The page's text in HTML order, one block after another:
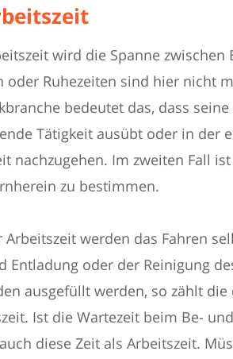
wird die Spanne
oder Ruhezeiten sind hier nicht
bedeutet das, dass
Tätigkeit ausübt oder in der
nachzugehen. Im zweiten Fall
zu bestimmen.
Arbeitszeit werden das Fahren
Entladung oder der Reinigung
ausgefüllt werden, so zählt
Ist die Wartezeit beim Be-
diese Zeit als Arbeitszeit.